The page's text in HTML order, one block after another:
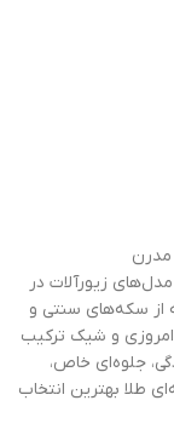
مدرن
زیورآلات در
از سکه‌های سنتی و
امروزی و شیک ترکیب
جلوه‌ای خاص،
طلا بهترین انتخاب